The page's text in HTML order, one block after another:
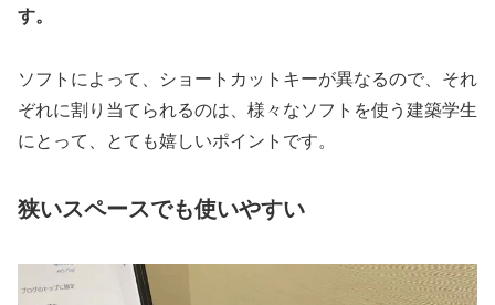
す。
ソフトによって、ショートカットキーが異なるので、それ
ぞれに割り当てられるのは、様々なソフトを使う建築学生
にとって、とても嬉しいポイントです。
狭いスペースでも使いやすい